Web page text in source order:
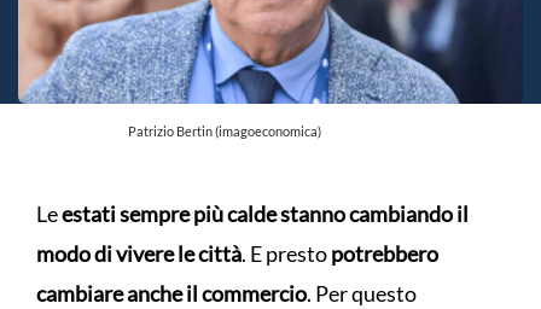
Patrizio Bertin (imagoeconomica)
Leestati sempre più calde stanno cambiando il
modo di vivere le città. E prestopotrebbero
cambiare anche il commercio. Per questo